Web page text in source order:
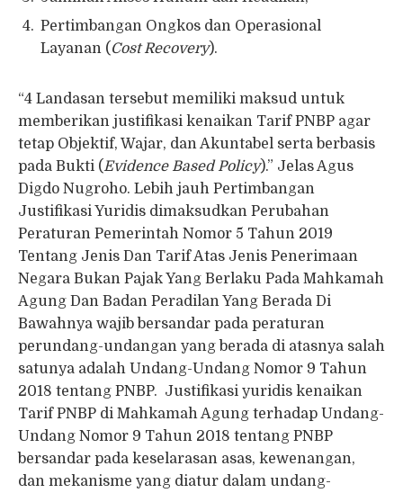
Pertimbangan Ongkos dan Operasional
Layanan ( Cost Recovery).
“4 Landasan tersebut memiliki maksud untuk
memberikan justifikasi kenaikan Tarif PNBP agar
tetap Objektif, Wajar, dan Akuntabel serta berbasis
pada Bukti (Evidence Based Policy).” Jelas Agus
Digdo Nugroho. Lebih jauh Pertimbangan
Justifikasi Yuridis dimaksudkan Perubahan
Peraturan Pemerintah Nomor 5 Tahun 2019
Tentang Jenis Dan Tarif Atas Jenis Penerimaan
Negara Bukan Pajak Yang Berlaku Pada Mahkamah
Agung Dan Badan Peradilan Yang Berada Di
Bawahnya wajib bersandar pada peraturan
perundang-undangan yang berada di atasnya salah
satunya adalah Undang-Undang Nomor 9 Tahun
2018 tentang PNBP. Justifikasi yuridis kenaikan
Tarif PNBP di Mahkamah Agung terhadap Undang-
Undang Nomor 9 Tahun 2018 tentang PNBP
bersandar pada keselarasan asas, kewenangan,
dan mekanisme yang diatur dalam undang-